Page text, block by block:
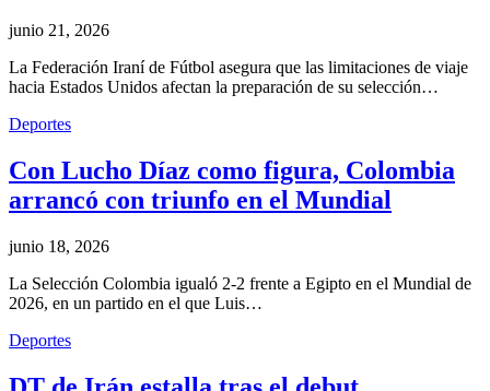
junio 21, 2026
La Federación Iraní de Fútbol asegura que las limitaciones de viaje
hacia Estados Unidos afectan la preparación de su selección…
Deportes
Con Lucho Díaz como figura, Colombia
arrancó con triunfo en el Mundial
junio 18, 2026
La Selección Colombia igualó 2-2 frente a Egipto en el Mundial de
2026, en un partido en el que Luis…
Deportes